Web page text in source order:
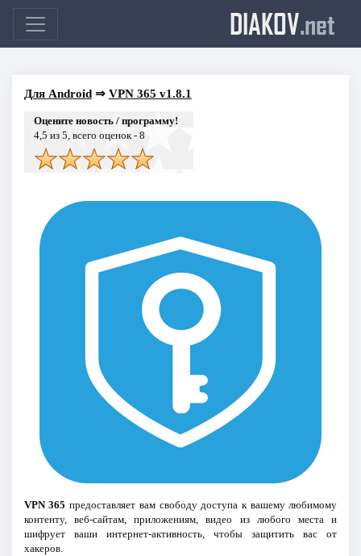
DIAKOV.net
Для Android⇒ VPN 365 v1.8.1
Оцените новость / программу!
4,5 из 5, всего оценок - 8
VPN 365 предоставляет вам свободу доступа к вашему любимому
контенту, веб-сайтам, приложениям, видео из любого места и
шифрует ваши интернет-активность, чтобы защитить вас от
хакеров.